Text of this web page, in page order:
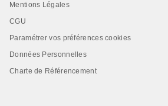
Mentions Légales
CGU
Paramétrer vos préférences cookies
Données Personnelles
Charte de Référencement